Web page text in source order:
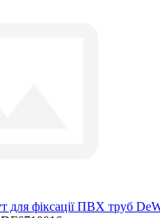
для фіксації ПВХ труб